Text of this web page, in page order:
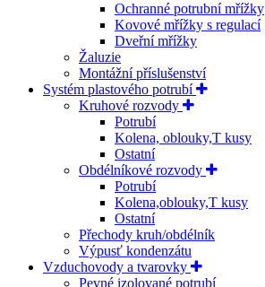
Ochranné potrubní mřížky
Kovové mřížky s regulací
Dveřní mřížky
Žaluzie
Montážní příslušenství
Systém plastového potrubí
Kruhové rozvody
Potrubí
Kolena, oblouky,T kusy
Ostatní
Obdélníkové rozvody
Potrubí
Kolena,oblouky,T kusy
Ostatní
Přechody kruh/obdélník
Výpusť kondenzátu
Vzduchovody a tvarovky
Pevné izolované potrubí